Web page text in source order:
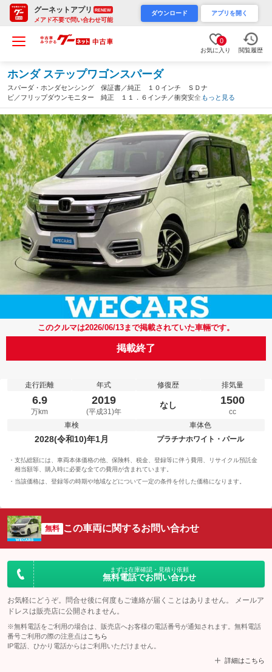
グーネットアプリ RENEW
メアド不要で問い合わせ可能
ダウンロード アプリを開く
0
お気に入り 閲覧履歴
ホンダ ステップワゴンスパーダ
スパーダ・ホンダセンシング 保証書／純正 １０インチ ＳＤナ
ビ／フリップダウンモニター 純正 １１．６インチ／衝突安全装
置／両側電動スライドドア／車線逸脱防止支援システム／ドライブ
レコーダー 前後／ヘッドランプ ＬＥＤ（兵庫県）
もっと見る
このクルマは2026/06/13まで掲載されていた車輛です。
掲載終了
走行距離
6.9
万km
年式
2019
(平成31)年
修復歴
なし
排気量
1500
cc
車検
2028(令和10)年1月
車体色
プラチナホワイト・パール
支払総額には、車両本体価格の他、保険料、税金、登録等に伴う費用、リサイクル預託金
相当額等、購入時に必要な全ての費用が含まれています。
当該価格は、登録等の時期や地域などについて一定の条件を付した価格になります。
無料 この車両に関するお問い合わせ
まずは在庫確認・見積り依頼
無料電話でお問い合わせ
お気軽にどうぞ。問合せ後に何度もご連絡が届くことはありません。 メールア
ドレスは販売店に公開されません。
※無料電話をご利用の場合は、販売店へお客様の電話番号が通知されます。無料電話
番号ご利用の際の注意点は こちら
IP電話、ひかり電話からはご利用いただけません。
詳細はこちら